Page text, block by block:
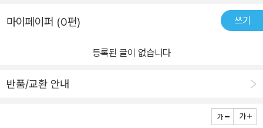
디는 분 📌 책빵김쌤의 한줄평 상처를 지우려 애쓰기보다, 그 상
n_pub 에이콘 출판사로부터 제공받은 소중한 도서를 읽고 담은 리
뷰입니다. #오늘도견뎌온당신에게 #상처받은마음 #심리수업 #미
유가 없으면 작은 말에도 쉽게 상처받고, 반대로 자신도 모르게 타인
마음의 쉴 시간을 확보해야 한다는 말이 인상 깊게 다가왔다.생각해
더 쉽게 상처받았던 것 같다.마음의 여유를 회복하고 나의 리듬을 잘
않을까 생각했다.인생을 살면서 어느 정도의 '상처'는 피할 수 없다.그
마이페이퍼 (0편) 쓰기
등록된 글이 없습니다
반품/교환 안내